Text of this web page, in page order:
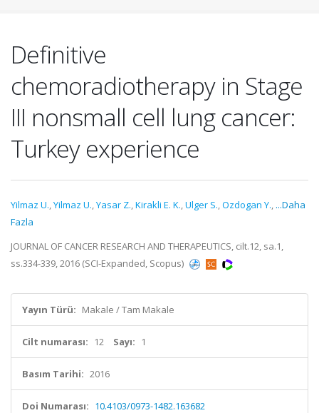
Definitive
chemoradiotherapy in Stage
III nonsmall cell lung cancer:
Turkey experience
Yilmaz U.,Yilmaz U.,Yasar Z.,Kirakli E. K.,Ulger S.,Ozdogan Y., ...Daha
Fazla
JOURNAL OF CANCER RESEARCH AND THERAPEUTICS, cilt.12, sa.1,
ss.334-339, 2016 (SCI-Expanded, Scopus)
Yayın Türü: Makale / Tam Makale
Cilt numarası: 12 Sayı: 1
Basım Tarihi: 2016
Doi Numarası: 10.4103/0973-1482.163682